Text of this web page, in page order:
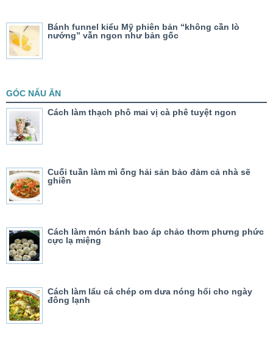
Bánh funnel kiểu Mỹ phiên bản “không cần lò
nướng” vẫn ngon như bản gốc
GÓC NẤU ĂN
Cách làm thạch phô mai vị cà phê tuyệt ngon
Cuối tuần làm mì ống hải sản bảo đảm cả nhà sẽ
ghiền
Cách làm món bánh bao áp chảo thơm phưng phức
cực lạ miệng
Cách làm lẩu cá chép om dưa nóng hổi cho ngày
đông lạnh